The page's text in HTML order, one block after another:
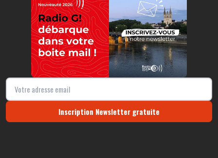
Inscription Newsletter gratuite